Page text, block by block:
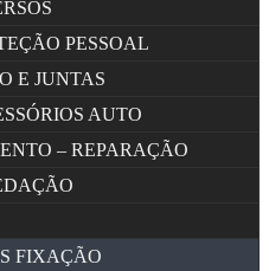
PESSOAL
E JUNTAS
AUTO
– REPARAÇÃO
FIXAÇÃO